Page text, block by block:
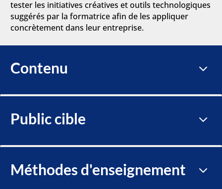
tester les initiatives créatives et outils technologiques
suggérés par la formatrice afin de les appliquer
concrètement dans leur entreprise.
Contenu 3
Public cible 3
Méthodes d'enseignement 3